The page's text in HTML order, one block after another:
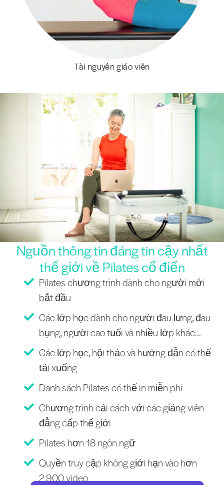
Tài nguyên giáo viên
Nguồn thông tin đáng tin cậy nhất
thế giới về Pilates cổ điển
Pilates chương trình dành cho người mới
bắt đầu
Các lớp học dành cho người đau lưng, đau
bụng, người cao tuổi và nhiều lớp khác...
Các lớp học, hội thảo và hướng dẫn có thể
tải xuống
Danh sách Pilates có thể in miễn phí
Chương trình cải cách với các giảng viên
đẳng cấp thế giới
Pilates hơn 18 ngôn ngữ
Quyền truy cập không giới hạn vào hơn
2.900 video